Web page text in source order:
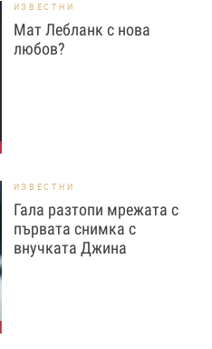
ИЗВЕСТНИ
Мат Лебланк с нова
любов?
ИЗВЕСТНИ
Гала разтопи мрежата с
първата снимка с
внучката Джина